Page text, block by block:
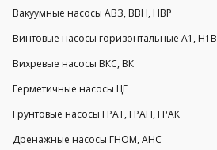
Вакуумные насосы АВЗ, ВВН, НВР
Винтовые насосы горизонтальные А1, Н1В
Вихревые насосы ВКС, ВК
Герметичные насосы ЦГ
Грунтовые насосы ГРАТ, ГРАН, ГРАК
Дренажные насосы ГНОМ, АНС